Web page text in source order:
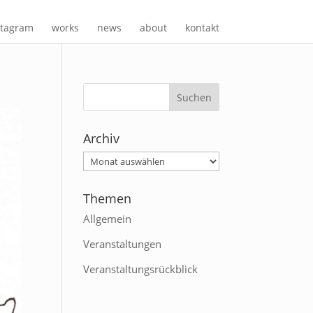
works news about kontakt
Archiv
Themen
Allgemein
Veranstaltungen
Veranstaltungsrückblick